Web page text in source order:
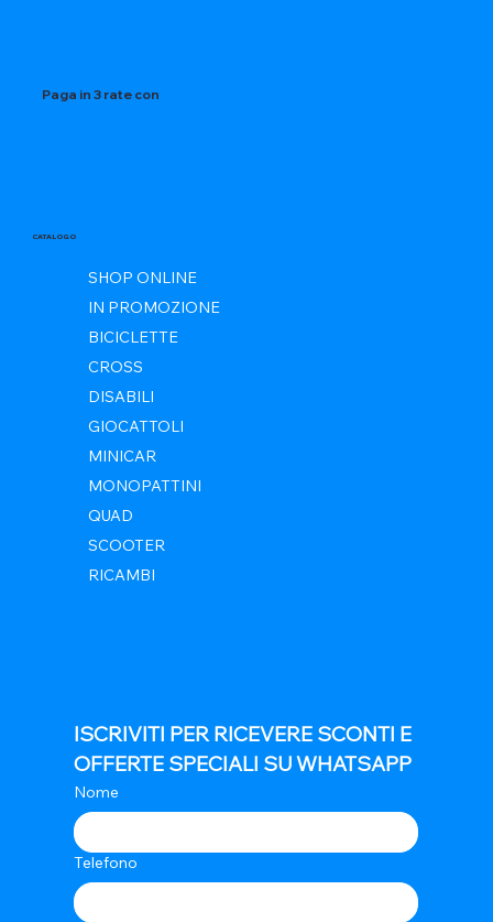
Paga in 3 rate con
CATALOGO
SHOP ONLINE
IN PROMOZIONE
BICICLETTE
CROSS
DISABILI
GIOCATTOLI
MINICAR
MONOPATTINI
QUAD
SCOOTER
RICAMBI
ISCRIVITI PER RICEVERE SCONTI E
OFFERTE SPECIALI SU WHATSAPP
Nome
Telefono